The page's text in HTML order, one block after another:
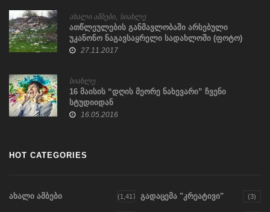
ახალი ამბები, სიახლე
ათწლეულების განმავლობაში არსებული
უკანონო ნაგავსაყრელი სადახლოში (ფოტო)
27.11.2017
სიახლე
16 მაისის “დღის მეორე ნახევარი” ჩვენი
სტუდიიდან
16.05.2016
HOT CATEGORIES
ახალი ამბები (1,417) გადაცემა "კრეატივი" (3)